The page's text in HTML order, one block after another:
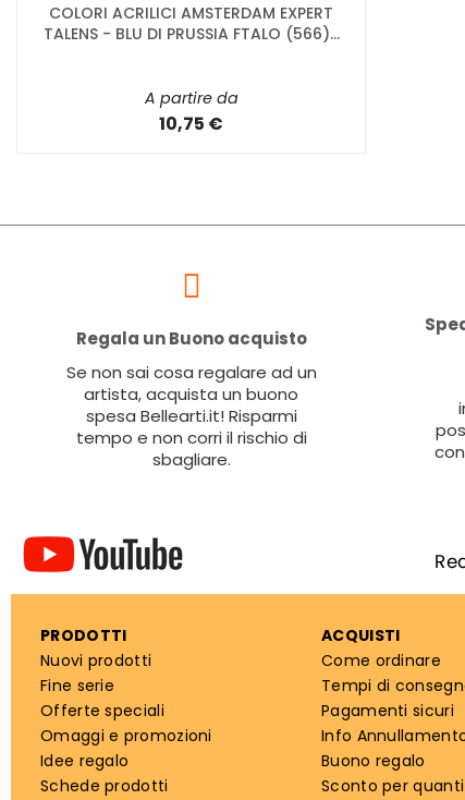
COLORI ACRILICI AMSTERDAM EXPERT
TALENS - BLU DI PRUSSIA FTALO (566)...
A partire da
10,75 €
Regala un Buono acquisto
Se non sai cosa regalare ad un
artista, acquista un buono
spesa Bellearti.it! Risparmi
tempo e non corri il rischio di
sbagliare.
PRODOTTI
Nuovi prodotti
Fine serie
Offerte speciali
Omaggi e promozioni
Idee regalo
Schede prodotti
ACQUISTI
Come ordinare
Tempi di
Pagamenti sicuri
Info
Buono regalo
Sconto per